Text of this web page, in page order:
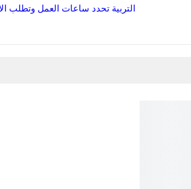
التربية تحدد ساعات العمل وتطلب